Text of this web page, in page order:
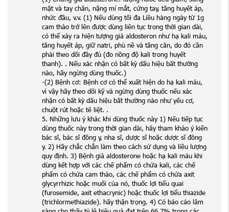
mặt và tay chân, nặng mí mắt, cứng tay, tăng huyết áp,
nhức đầu, v.v. (1) Nếu dùng tối đa Liều hàng ngày từ 1g
cam thảo trở lên được dùng liên tục trong thời gian dài,
có thể xảy ra hiện tượng giả aldosteron như hạ kali máu,
tăng huyết áp, giữ natri, phù nề và tăng cân, do đó cần
phải theo dõi đầy đủ (đo nồng độ kali trong huyết
thanh). . Nếu xác nhận có bất kỳ dấu hiệu bất thường
nào, hãy ngừng dùng thuốc.)
-(2) Bệnh cơ: Bệnh cơ có thể xuất hiện do hạ kali máu,
vì vậy hãy theo dõi kỹ và ngừng dùng thuốc nếu xác
nhận có bất kỳ dấu hiệu bất thường nào như yếu cơ,
chuột rút hoặc tê liệt. .
5. Những lưu ý khác khi dùng thuốc này 1) Nếu tiếp tục
dùng thuốc này trong thời gian dài, hãy tham khảo ý kiến
​​bác sĩ, bác sĩ đông y, nha sĩ, dược sĩ hoặc dược sĩ đông
y. 2) Hãy chắc chắn làm theo cách sử dụng và liều lượng
quy định. 3) Bệnh giả aldosterone hoặc hạ kali máu khi
dùng kết hợp với các chế phẩm có chứa kali, các chế
phẩm có chứa cam thảo, các chế phẩm có chứa axit
glycyrrhizic hoặc muối của nó, thuốc lợi tiểu quai
(furosemide, axit ethacrynic) hoặc thuốc lợi tiểu thiazide
(trichlormethiazide). hãy thận trọng. 4) Có báo cáo lâm